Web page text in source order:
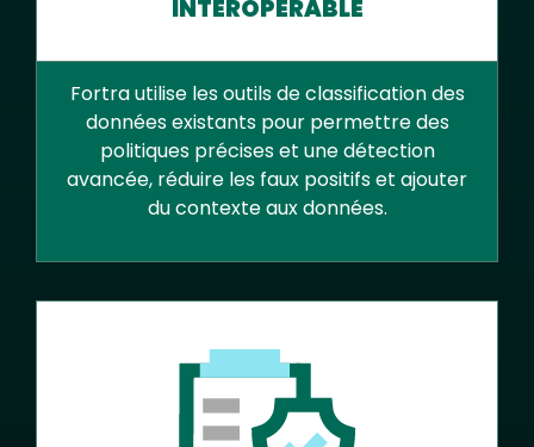
INTEROPÉRABLE
Fortra utilise les outils de classification des
données existants pour permettre des
politiques précises et une détection
avancée, réduire les faux positifs et ajouter
du contexte aux données.